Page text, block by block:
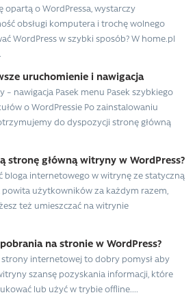
opartą o WordPressa, wystarczy
obsługi komputera i trochę wolnego
WordPress w szybki sposób? W home.pl
uruchomienie i nawigacja
– nawigacja Pasek menu Pasek szybkiego
o WordPressie Po zainstalowaniu
do dyspozycji stronę główną
stronę główną witryny w WordPress?
bloga internetowego w witrynę ze statyczną
powita użytkowników za każdym razem,
też umieszczać na witrynie
na stronie w WordPress?
internetowej to dobry pomysł aby
szansę pozyskania informacji, które
lub użyć w trybie offline....